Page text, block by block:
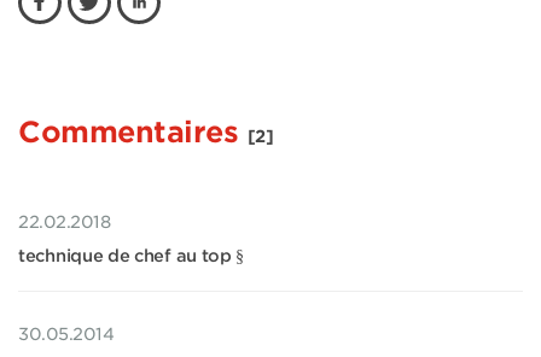
Commentaires [2]
22.02.2018
technique de chef au top §
30.05.2014